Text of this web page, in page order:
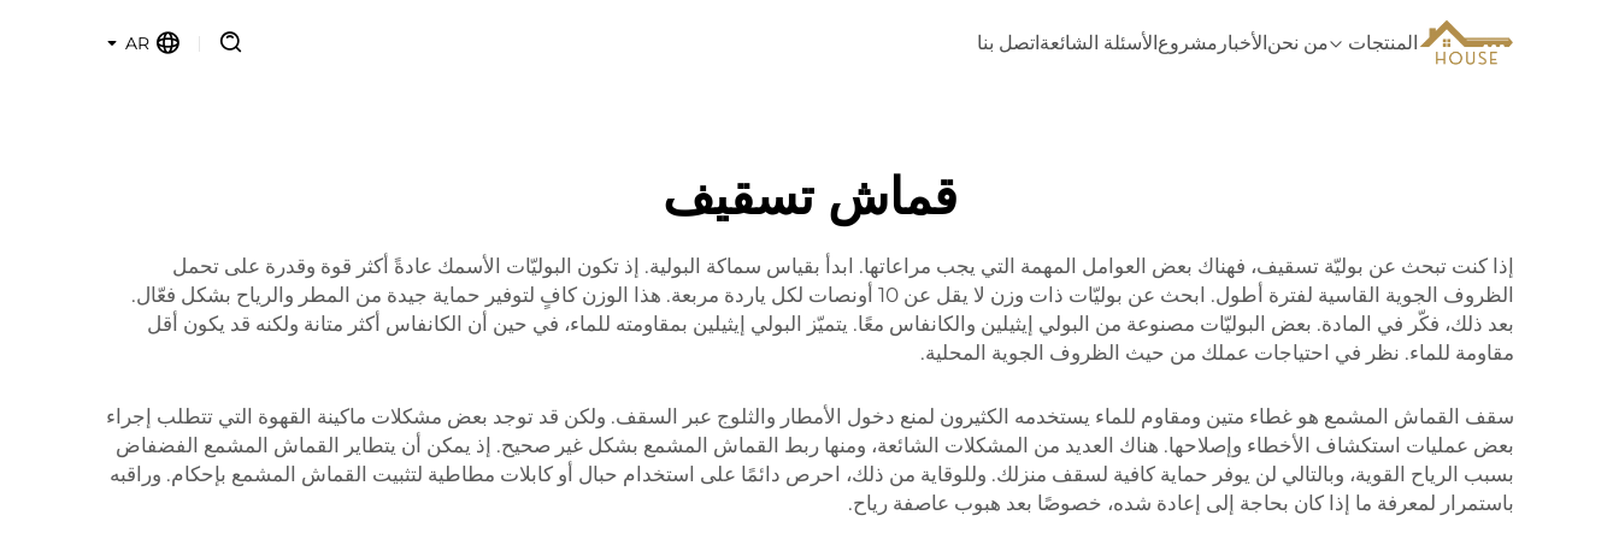
المنتجات من نحنالأخبار مشروعالأسئلة الشائعةاتصل بنا AR
قماش تسقيف
إذا كنت تبحث عن بوليّة تسقيف، فهناك بعض العوامل المهمة التي يجب مراعاتها. ابدأ بقياس سماكة البولية. إذ تكون البوليّات الأسمك عادةً أكثر قوة وقدرة على تحمل
الظروف الجوية القاسية لفترة أطول. ابحث عن بوليّات ذات وزن لا يقل عن 10 أونصات لكل ياردة مربعة. هذا الوزن كافٍ لتوفير حماية جيدة من المطر والرياح بشكل فعّال.
بعد ذلك، فكّر في المادة. بعض البوليّات مصنوعة من البولي إيثيلين والكانفاس معًا. يتميّز البولي إيثيلين بمقاومته للماء، في حين أن الكانفاس أكثر متانة ولكنه قد يكون أقل
مقاومة للماء. نظر في احتياجات عملك من حيث الظروف الجوية المحلية.
سقف القماش المشمع هو غطاء متين ومقاوم للماء يستخدمه الكثيرون لمنع دخول الأمطار والثلوج عبر السقف. ولكن قد توجد بعض مشكلات ماكينة القهوة التي تتطلب إجراء
بعض عمليات استكشاف الأخطاء وإصلاحها. هناك العديد من المشكلات الشائعة، ومنها ربط القماش المشمع بشكل غير صحيح. إذ يمكن أن يتطاير القماش المشمع الفضفاض
بسبب الرياح القوية، وبالتالي لن يوفر حماية كافية لسقف منزلك. وللوقاية من ذلك، احرص دائمًا على استخدام حبال أو كابلات مطاطية لتثبيت القماش المشمع بإحكام. وراقبه
باستمرار لمعرفة ما إذا كان بحاجة إلى إعادة شده، خصوصًا بعد هبوب عاصفة رياح.